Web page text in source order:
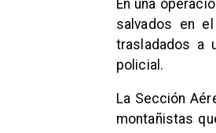
En una
salvados en
trasladados a
policial.
La Sección
montañistas